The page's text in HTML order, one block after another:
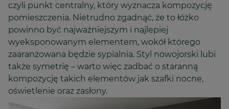
czyli punkt centralny, który wyznacza kompozycję
pomieszczenia. Nietrudno zgadnąć, że to łóżko
powinno być najważniejszym i najlepiej
wyeksponowanym elementem, wokół którego
zaaranżowana będzie sypialnia. Styl nowojorski lubi
także symetrię – warto więc zadbać o staranną
kompozycję takich elementów jak szafki nocne,
oświetlenie oraz zasłony.